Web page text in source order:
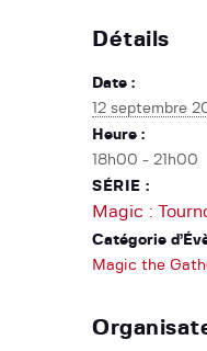
Détails
Date :
12 septembre
Heure :
18h00 - 21h00
SÉRIE :
Magic :
Catégorie
Magic the